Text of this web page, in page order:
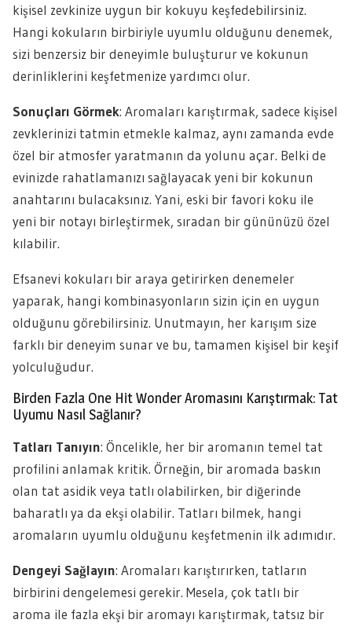
kişisel zevkinize uygun bir kokuyu keşfedebilirsiniz.
Hangi kokuların birbiriyle uyumlu olduğunu denemek,
sizi benzersiz bir deneyimle buluşturur ve kokunun
derinliklerini keşfetmenize yardımcı olur.
Sonuçları Görmek: Aromaları karıştırmak, sadece kişisel
zevklerinizi tatmin etmekle kalmaz, aynı zamanda evde
özel bir atmosfer yaratmanın da yolunu açar. Belki de
evinizde rahatlamanızı sağlayacak yeni bir kokunun
anahtarını bulacaksınız. Yani, eski bir favori koku ile
yeni bir notayı birleştirmek, sıradan bir gününüzü özel
kılabilir.
Efsanevi kokuları bir araya getirirken denemeler
yaparak, hangi kombinasyonların sizin için en uygun
olduğunu görebilirsiniz. Unutmayın, her karışım size
farklı bir deneyim sunar ve bu, tamamen kişisel bir keşif
yolculuğudur.
Birden Fazla One Hit Wonder Aromasını Karıştırmak: Tat
Uyumu Nasıl Sağlanır?
Tatları Tanıyın: Öncelikle, her bir aromanın temel tat
profilini anlamak kritik. Örneğin, bir aromada baskın
olan tat asidik veya tatlı olabilirken, bir diğerinde
baharatlı ya da ekşi olabilir. Tatları bilmek, hangi
aromaların uyumlu olduğunu keşfetmenin ilk adımıdır.
Dengeyi Sağlayın: Aromaları karıştırırken, tatların
birbirini dengelemesi gerekir. Mesela, çok tatlı bir
aroma ile fazla ekşi bir aromayı karıştırmak, tatsız bir